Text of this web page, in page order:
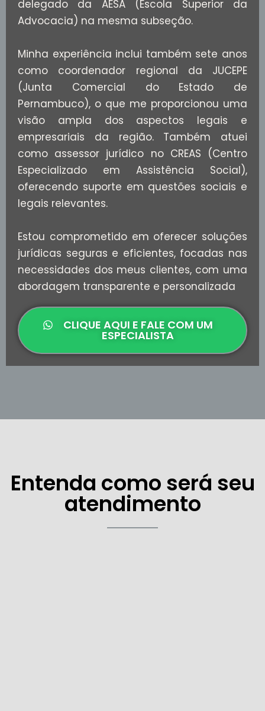
delegado da AESA (Escola Superior da
Advocacia) na mesma subseção.
Minha experiência inclui também sete anos
como coordenador regional da JUCEPE
(Junta Comercial do Estado de
Pernambuco), o que me proporcionou uma
visão ampla dos aspectos legais e
empresariais da região. Também atuei
como assessor jurídico no CREAS (Centro
Especializado em Assistência Social),
oferecendo suporte em questões sociais e
legais relevantes.
Estou comprometido em oferecer soluções
jurídicas seguras e eficientes, focadas nas
necessidades dos meus clientes, com uma
abordagem transparente e personalizada
CLIQUE AQUI E FALE COM UM
ESPECIALISTA
Entenda como será seu
atendimento